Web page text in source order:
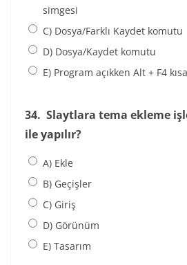
simgesi
C) Dosya/Farklı Kaydet komutu
D) Dosya/Kaydet komutu
E) Program açıkken Alt + F4
34. Slaytlara tema ekleme
ile yapılır?
A) Ekle
B) Geçişler
C) Giriş
D) Görünüm
E) Tasarım